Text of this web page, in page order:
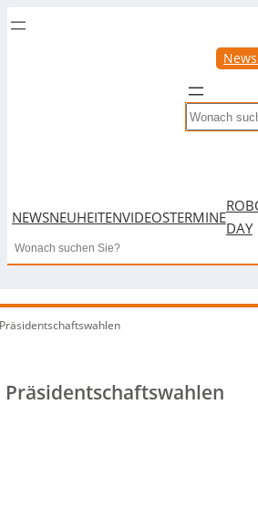
Search
NEWSNEUHEITENVIDEOSTERMINE
DAY
Search